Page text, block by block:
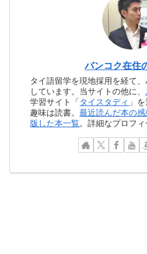
バンコク在住
タイ語留学を現地採用を経て
しています。当サイトの他に、
学習サイト「 タイスタディ 」
趣味は読書。最近読んだ本の
版した本一覧。詳細なプロフィ